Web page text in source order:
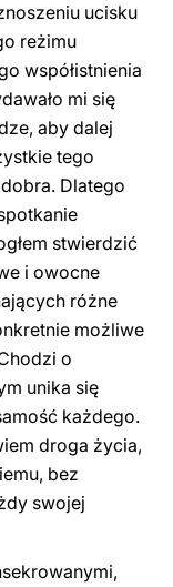
ucisku
reżimu
współistnienia
mi się
aby dalej
tego
Dlatego
stwierdzić
i owocne
różne
możliwe
o
unika się
każdego.
droga życia,
bez
swojej